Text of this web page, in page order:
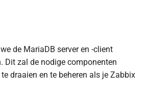
de MariaDB server en -client
Dit zal de nodige componenten
draaien en te beheren als je Zabbix